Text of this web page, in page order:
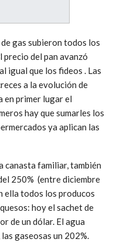
gas subieron todos los
precio del pan avanzó
igual que los fideos . Las
a la evolución de
en primer lugar el
hay que sumarles los
ya aplican las
canasta familiar, también
250% (entre diciembre
ella todos los producos
hoy el sachet de
de un dólar. El agua
gaseosas un 202%.